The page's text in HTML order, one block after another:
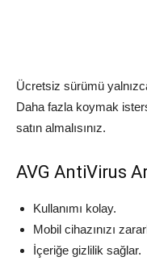
Ücretsiz sürümü
Daha fazla koymak
satın almalısınız.
AVG AntiVirus
Kullanımı kolay.
Mobil cihazınızı
İçeriğe gizlilik sağlar.